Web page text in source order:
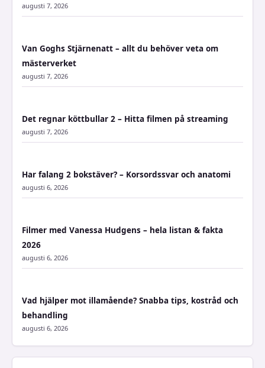
augusti 7, 2026
Van Goghs Stjärnenatt – allt du behöver veta om
mästerverket
augusti 7, 2026
Det regnar köttbullar 2 – Hitta filmen på streaming
augusti 7, 2026
Har falang 2 bokstäver? – Korsordssvar och anatomi
augusti 6, 2026
Filmer med Vanessa Hudgens – hela listan & fakta
2026
augusti 6, 2026
Vad hjälper mot illamående? Snabba tips, kostråd och
behandling
augusti 6, 2026